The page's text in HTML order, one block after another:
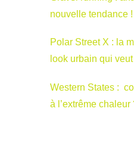
nouvelle tendance !
Polar Street X : la
look urbain qui
Western States :
à l’extrême chaleur